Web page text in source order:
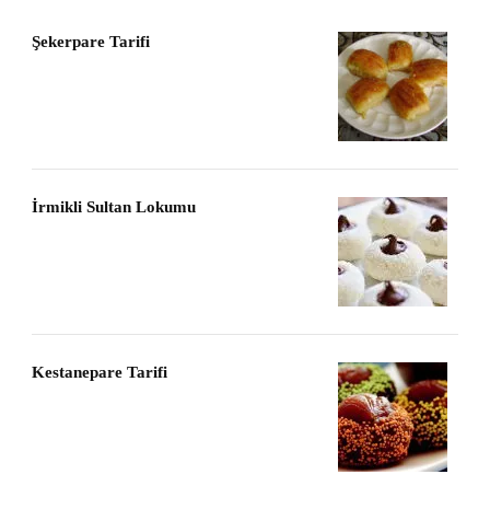
Şekerpare Tarifi
İrmikli Sultan Lokumu
Kestanepare Tarifi